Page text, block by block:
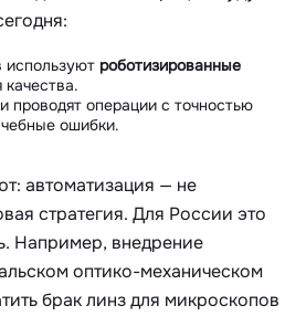
используют роботизированные
качества.
проводят операции с точностью
ошибки.
автоматизация — не
стратегия. Для России это
Например, внедрение
оптико-механическом
брак линз для микроскопов